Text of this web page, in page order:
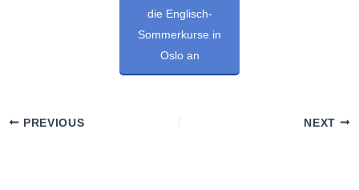
die Englisch-
Sommerkurse in
Oslo an
PREVIOUS NEXT